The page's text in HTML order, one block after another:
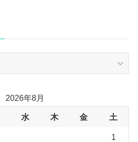
2026年8月
水 木 金 土
1